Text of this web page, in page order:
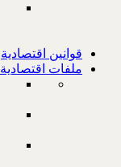
قوانين اقتصادية
ملفات اقتصادية